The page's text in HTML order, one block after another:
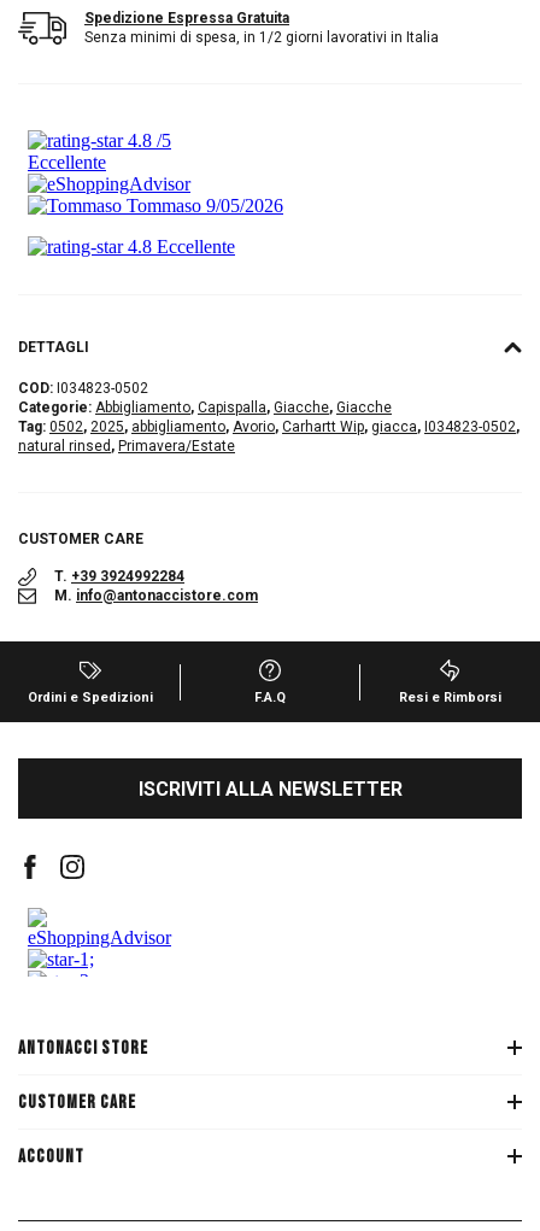
Spedizione Espressa Gratuita
Senza minimi di spesa, in 1/2 giorni lavorativi in Italia
DETTAGLI
COD: I034823-0502
Categorie: Abbigliamento, Capispalla, Giacche, Giacche
Tag: 0502, 2025, abbigliamento, Avorio, Carhartt Wip, giacca, I034823-0502,
natural rinsed , Primavera/Estate
CUSTOMER CARE
T. +39 3924992284
M. info@antonaccistore.com
Ordini e Spedizioni F.A.Q Resi e Rimborsi
ISCRIVITI ALLA NEWSLETTER
ANTONACCI STORE
CUSTOMER CARE
ACCOUNT